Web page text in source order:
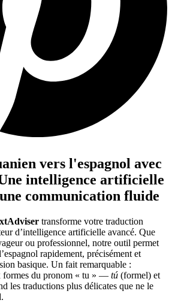
vers l'espagnol avec
intelligence artificielle
communication fluide
transforme votre traduction
d’intelligence artificielle avancé. Que
ou professionnel, notre outil permet
rapidement, précisément et
basique. Un fait remarquable :
formes du pronom « tu » — tú (formel) et
les traductions plus délicates que ne le